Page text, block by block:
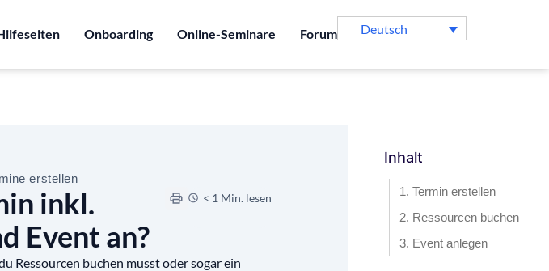
Onboarding Online-Seminare Forum Deutsch
erstellen
inkl.
Event an?
< 1 Min. lesen
Ressourcen buchen musst oder sogar ein
Inhalt
1. Termin erstellen
2. Ressourcen buchen
3. Event anlegen